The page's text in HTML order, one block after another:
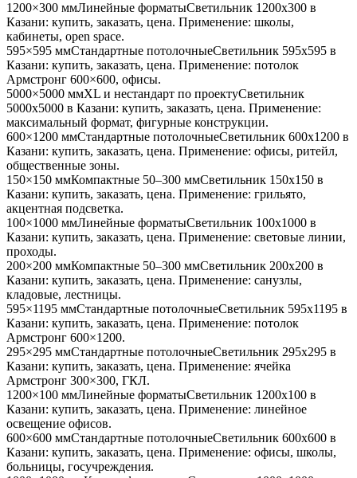
1200×300 ммЛинейные форматыСветильник 1200x300 в
Казани: купить, заказать, цена. Применение: школы,
кабинеты, open space.
595×595 ммСтандартные потолочныеСветильник 595x595 в
Казани: купить, заказать, цена. Применение: потолок
Армстронг 600×600, офисы.
5000×5000 ммXL и нестандарт по проектуСветильник
5000x5000 в Казани: купить, заказать, цена. Применение:
максимальный формат, фигурные конструкции.
600×1200 ммСтандартные потолочныеСветильник 600x1200 в
Казани: купить, заказать, цена. Применение: офисы, ритейл,
общественные зоны.
150×150 ммКомпактные 50–300 ммСветильник 150x150 в
Казани: купить, заказать, цена. Применение: грильято,
акцентная подсветка.
100×1000 ммЛинейные форматыСветильник 100x1000 в
Казани: купить, заказать, цена. Применение: световые линии,
проходы.
200×200 ммКомпактные 50–300 ммСветильник 200x200 в
Казани: купить, заказать, цена. Применение: санузлы,
кладовые, лестницы.
595×1195 ммСтандартные потолочныеСветильник 595x1195 в
Казани: купить, заказать, цена. Применение: потолок
Армстронг 600×1200.
295×295 ммСтандартные потолочныеСветильник 295x295 в
Казани: купить, заказать, цена. Применение: ячейка
Армстронг 300×300, ГКЛ.
1200×100 ммЛинейные форматыСветильник 1200x100 в
Казани: купить, заказать, цена. Применение: линейное
освещение офисов.
600×600 ммСтандартные потолочныеСветильник 600x600 в
Казани: купить, заказать, цена. Применение: офисы, школы,
больницы, госучреждения.